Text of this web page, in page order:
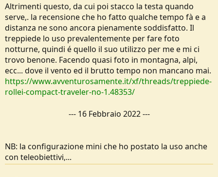
Altrimenti questo, da cui poi stacco la testa quando
serve,. la recensione che ho fatto qualche tempo fà e a
distanza ne sono ancora pienamente soddisfatto. Il
treppiede lo uso prevalentemente per fare foto
notturne, quindi é quello il suo utilizzo per me e mi ci
trovo benone. Facendo quasi foto in montagna, alpi,
ecc... dove il vento ed il brutto tempo non mancano mai.
https://www.avventurosamente.it/xf/threads/treppiede-
rollei-compact-traveler-no-1.48353/
--- 16 Febbraio 2022---
NB: la configurazione mini che ho postato la uso anche
con teleobiettivi,...